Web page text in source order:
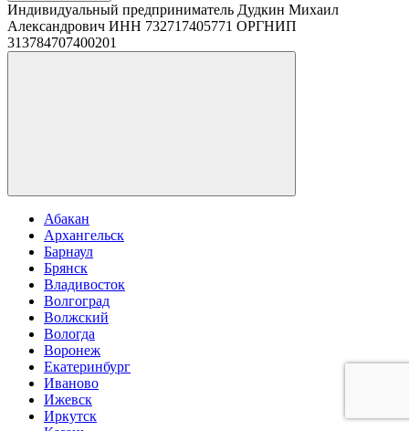
Индивидуальный предприниматель Дудкин Михаил
Александрович ИНН 732717405771 ОРГНИП
313784707400201
Абакан
Архангельск
Барнаул
Брянск
Владивосток
Волгоград
Волжский
Вологда
Воронеж
Екатеринбург
Иваново
Ижевск
Иркутск